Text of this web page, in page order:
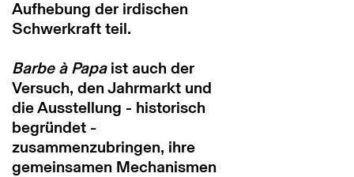
Aufhebung der irdischen
Schwerkraft teil.
Barbe à Papaist auch der
Versuch, den Jahrmarkt und
die Ausstellung - historisch
begründet -
zusammenzubringen, ihre
gemeinsamen Mechanismen